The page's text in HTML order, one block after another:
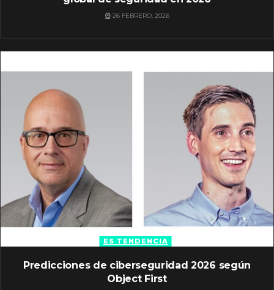
26 FEBRERO, 2026
ES TENDENCIA
Predicciones de ciberseguridad 2026 según
Object First